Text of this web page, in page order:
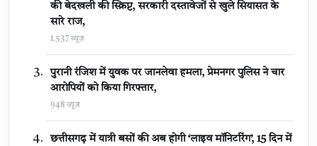
की बेदखली की स्क्रिप्ट, सरकारी दस्तावेजों से खुले सियासत के
सारे राज,
1,537 व्यूज़
पुरानी रंजिश में युवक पर जानलेवा हमला, प्रेमनगर पुलिस ने चार
आरोपियों को किया गिरफ्तार,
948 व्यूज़
छत्तीसगढ़ में यात्री बसों की अब होगी ‘लाइव मॉनिटरिंग’, 15 दिन में